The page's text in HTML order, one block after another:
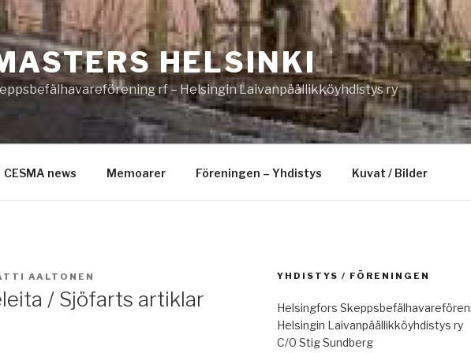
HELSINKI
rf – Helsingin Laivanpäällikköyhdistys ry
CESMA news Memoarer Föreningen – Yhdistys Kuvat / Bilder
AALTONEN
/ Sjöfarts artiklar
YHDISTYS / FÖRENINGEN
Helsingfors
Helsingin Laivanpäällikköyhdistys ry
C/0 Stig Sundberg